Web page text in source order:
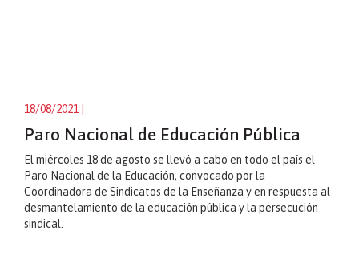
18/08/2021
Paro Nacional de Educación Pública
El miércoles 18 de agosto se llevó a cabo en todo el país el
Paro Nacional de la Educación, convocado por la
Coordinadora de Sindicatos de la Enseñanza y en respuesta al
desmantelamiento de la educación pública y la persecución
sindical.